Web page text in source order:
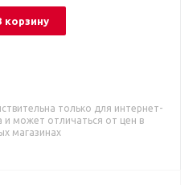
корзину
только для интернет-
и может отличаться от цен в
магазинах